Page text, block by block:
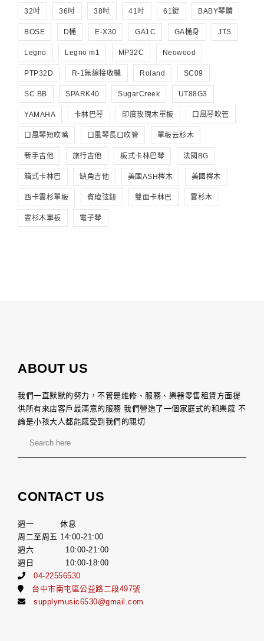
32吋 36吋 38吋 41吋 61鍵 BABY琴體
BOSE D桶 E-X30 GA1C GA桶身 JTS
Legno Legno m1 MP32C Neowood
PTP32D R-1無線接收機 Roland SC09
SC BB SPARK40 SugarCreek UT88G3
YAMAHA 卡林巴琴 印度玫瑰木單板 口風琴吹管
口風琴短吹嘴 口風琴長口吹管 單板云杉木
新手吉他 旅行吉他 板式卡林巴琴 法國BG
箱式卡林巴 缺角吉他 美國ASH梣木 美國梣木
西卡雲杉單板 賓瑋弦鈕 雙面卡林巴 雲杉木
雲杉木單板 電子琴
ABOUT US
我們一直默默的努力，不管是維修、服務、樂器零售租賃方面提
供所有來店客戶最滿意的服務 我們營造了一個家庭式的和樂感 不
論是小孩大人都能感受到我們的親切
CONTACT US
週一 休息
周二至周五 14:00-21:00
週六 10:00-21:00
週日 10:00-18:00
04-22556530
台中市南屯區公益路二段497號
supplymusic6530@gmail.com